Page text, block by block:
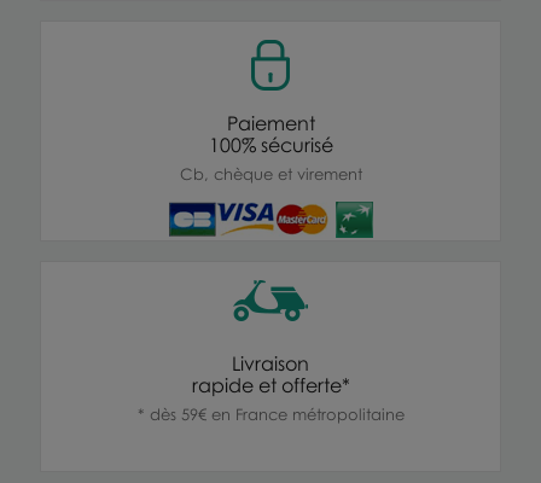
Paiement
100% sécurisé
Cb, chèque et virement
Livraison
rapide et offerte*
* dès 59€ en France métropolitaine